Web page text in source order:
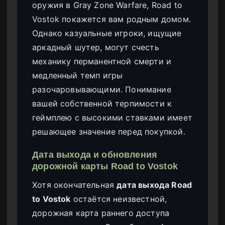
оружия в Gray Zone Warfare, Road to
Vostok покажется вам родным домом.
Однако казуальные игроки, ищущие
аркадный шутер, могут счесть
механику перманентной смерти и
медленный темп игры
разочаровывающими. Понимание
вашей собственной терпимости к
геймплею с высокими ставками имеет
решающее значение перед покупкой.
Дата выхода и обновления
дорожной карты Road to Vostok
Хотя окончательнаядата выхода Road
to Vostok остаётся неизвестной,
дорожная карта раннего доступа